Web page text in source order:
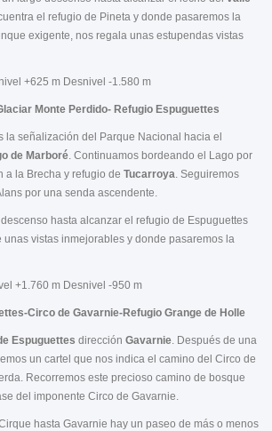
el refugio de Pineta y donde pasaremos la
exigente, nos regala unas estupendas vistas
+625 m Desnivel -1.580 m
Monte Perdido- Refugio Espuguettes
la señalización del Parque Nacional hacia el
de Marboré. Continuamos bordeando el Lago por
a la Brecha y refugio de Tucarroya. Seguiremos
por una senda ascendente.
hasta alcanzar el refugio de Espuguettes
unas vistas inmejorables y donde pasaremos la
+1.760 m Desnivel -950 m
Circo de Gavarnie-Refugio Grange de Holle
Espuguettes dirección Gavarnie. Después de una
un cartel que nos indica el camino del Circo de
Recorremos este precioso camino de bosque
del imponente Circo de Gavarnie.
hasta Gavarnie hay un paseo de más o menos